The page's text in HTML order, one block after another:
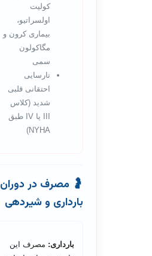
کولیت
اولسراتیو،
بیماری کرون و
مگاکولون
سمی
نارسایی
احتقانی قلبی
شدید (کلاس
III یا IV طبق
NYHA)
🤰 مصرف در دوران
بارداری و شیردهی
بارداری: مصرف این